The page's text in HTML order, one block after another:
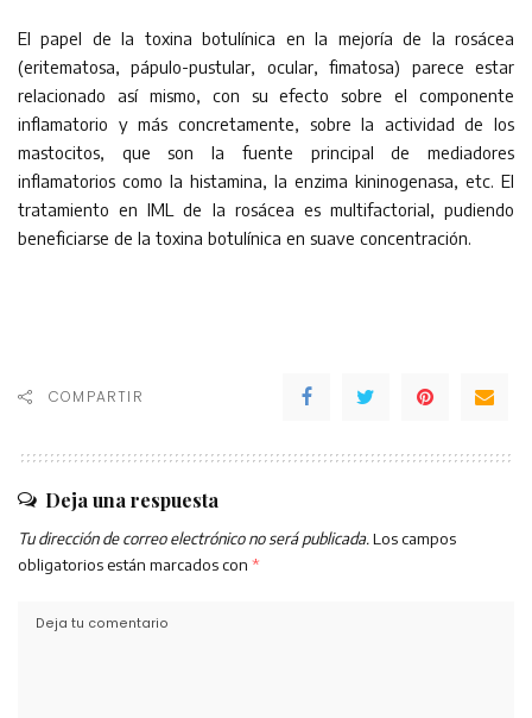
El papel de la toxina botulínica en la mejoría de la rosácea
(eritematosa, pápulo-pustular, ocular, fimatosa) parece estar
relacionado así mismo, con su efecto sobre el componente
inflamatorio y más concretamente, sobre la actividad de los
mastocitos, que son la fuente principal de mediadores
inflamatorios como la histamina, la enzima kininogenasa, etc. El
tratamiento en IML de la rosácea es multifactorial, pudiendo
beneficiarse de la toxina botulínica en suave concentración.
COMPARTIR
Deja una respuesta
Tu dirección de correo electrónico no será publicada. Los campos
obligatorios están marcados con *